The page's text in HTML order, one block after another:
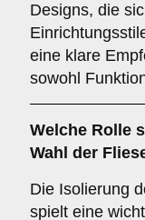
Designs, die
eine klare
sowohl
Welche Rolle
Wahl der
Die Isolierung
spielt eine